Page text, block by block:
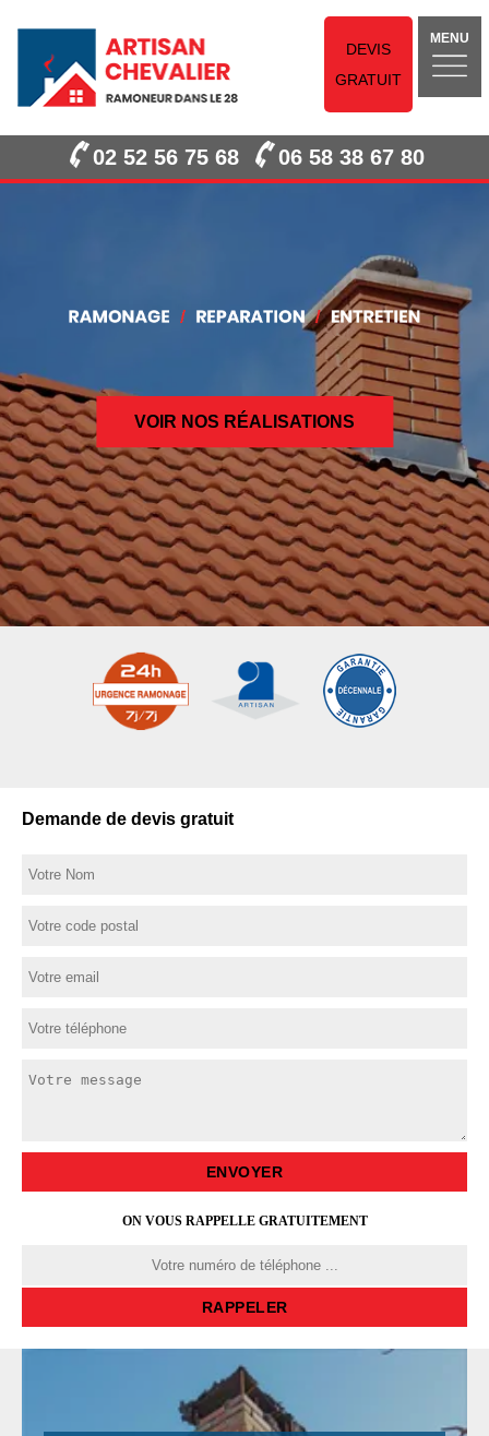
DEVIS
GRATUIT
MENU
02 52 56 75 68 06 58 38 67 80
VOIR NOS RÉALISATIONS
Demande de devis gratuit
ON VOUS RAPPELLE GRATUITEMENT